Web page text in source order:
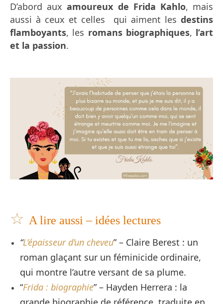
D’abord auxamoureux de Frida Kahlo, mais
aussi à ceux et celles qui aiment les destins
flamboyants, les romans biographiques, l’art
et la passion.
☆ A lire aussi – idées lectures
“L’épaisseur d’un cheveu” – Claire Berest : un
roman glaçant sur un féminicide ordinaire,
qui montre l’autre versant de sa plume.
“Frida : biographie” – Hayden Herrera : la